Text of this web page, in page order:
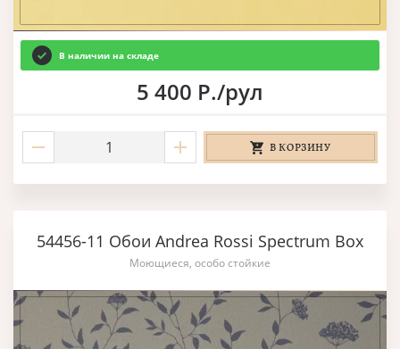
В наличии на складе
5 400 Р./рул
В КОРЗИНУ
54456-11 Обои Andrea Rossi Spectrum Box
Моющиеся, особо стойкие